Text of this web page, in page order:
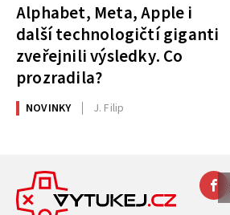
Alphabet, Meta, Apple i
další technologičtí giganti
zveřejnili výsledky. Co
prozradila?
NOVINKY J. Filip